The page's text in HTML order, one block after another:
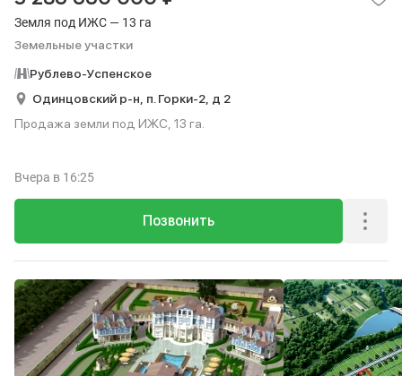
Земля под ИЖС — 13 га
Земельные участки
Рублево-Успенское
Одинцовский р-н, п. Горки-2, д 2
Продажа земли под ИЖС, 13 га.
Позвонить
Вчера в 16:25